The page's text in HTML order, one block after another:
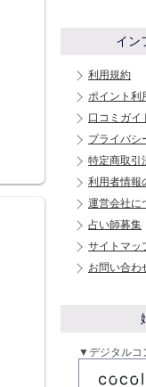
イン
利用規約
ポイント利
口コミガイ
プライバシ
特定商取引
利用者情報
運営会社に
占い師募集
サイトマッ
お問い合わ
▼デジタルコ